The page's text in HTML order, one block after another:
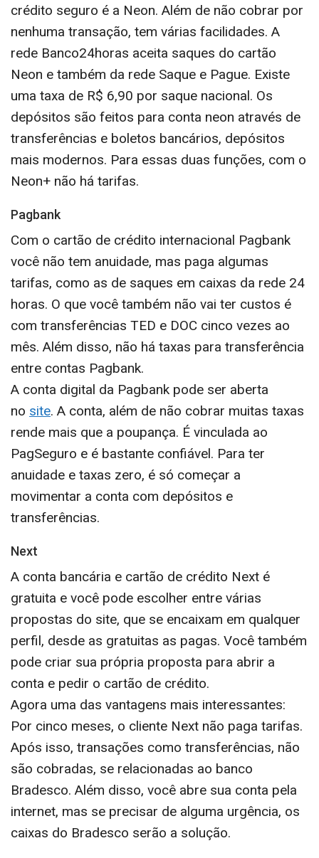
crédito seguro é a Neon. Além de não cobrar por
nenhuma transação, tem várias facilidades. A
rede Banco24horas aceita saques do cartão
Neon e também da rede Saque e Pague. Existe
uma taxa de R$ 6,90 por saque nacional. Os
depósitos são feitos para conta neon através de
transferências e boletos bancários, depósitos
mais modernos. Para essas duas funções, com o
Neon+ não há tarifas.
Pagbank
Com o cartão de crédito internacional Pagbank
você não tem anuidade, mas paga algumas
tarifas, como as de saques em caixas da rede 24
horas. O que você também não vai ter custos é
com transferências TED e DOC cinco vezes ao
mês. Além disso, não há taxas para transferência
entre contas Pagbank.
A conta digital da Pagbank pode ser aberta
no site. A conta, além de não cobrar muitas taxas
rende mais que a poupança. É vinculada ao
PagSeguro e é bastante confiável. Para ter
anuidade e taxas zero, é só começar a
movimentar a conta com depósitos e
transferências.
Next
A conta bancária e cartão de crédito Next é
gratuita e você pode escolher entre várias
propostas do site, que se encaixam em qualquer
perfil, desde as gratuitas as pagas. Você também
pode criar sua própria proposta para abrir a
conta e pedir o cartão de crédito.
Agora uma das vantagens mais interessantes:
Por cinco meses, o cliente Next não paga tarifas.
Após isso, transações como transferências, não
são cobradas, se relacionadas ao banco
Bradesco. Além disso, você abre sua conta pela
internet, mas se precisar de alguma urgência, os
caixas do Bradesco serão a solução.